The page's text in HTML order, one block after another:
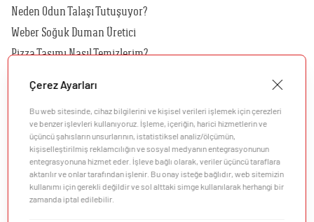
Neden Odun Talaşı Tutuşuyor?
Weber Soğuk Duman Üretici
Pizza Taşımı Nasıl Temizlerim?
Hangi Kılıf Benim Barbeküm İçin Uygundur?
Hangi Rotisserie'yi Kömürlü Barbeküm İçin Kullanmalıyım?
Çerez Ayarları
Bu web sitesinde, cihaz bilgilerini ve kişisel verileri işlemek için çerezleri
ve benzer işlevleri kullanıyoruz. İşleme, içeriğin, harici hizmetlerin ve
üçüncü şahısların unsurlarının, istatistiksel analiz/ölçümün,
kişiselleştirilmiş reklamcılığın ve sosyal medyanın entegrasyonunun
entegrasyonuna hizmet eder. İşleve bağlı olarak, veriler üçüncü taraflara
aktarılır ve onlar tarafından işlenir. Bu onay isteğe bağlıdır, web sitemizin
kullanımı için gerekli değildir ve sol alttaki simge kullanılarak herhangi bir
zamanda iptal edilebilir.